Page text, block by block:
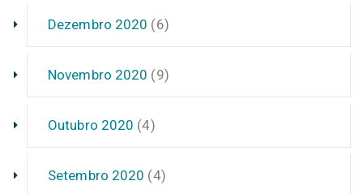
Dezembro 2020 (6)
Novembro 2020 (9)
Outubro 2020 (4)
Setembro 2020 (4)